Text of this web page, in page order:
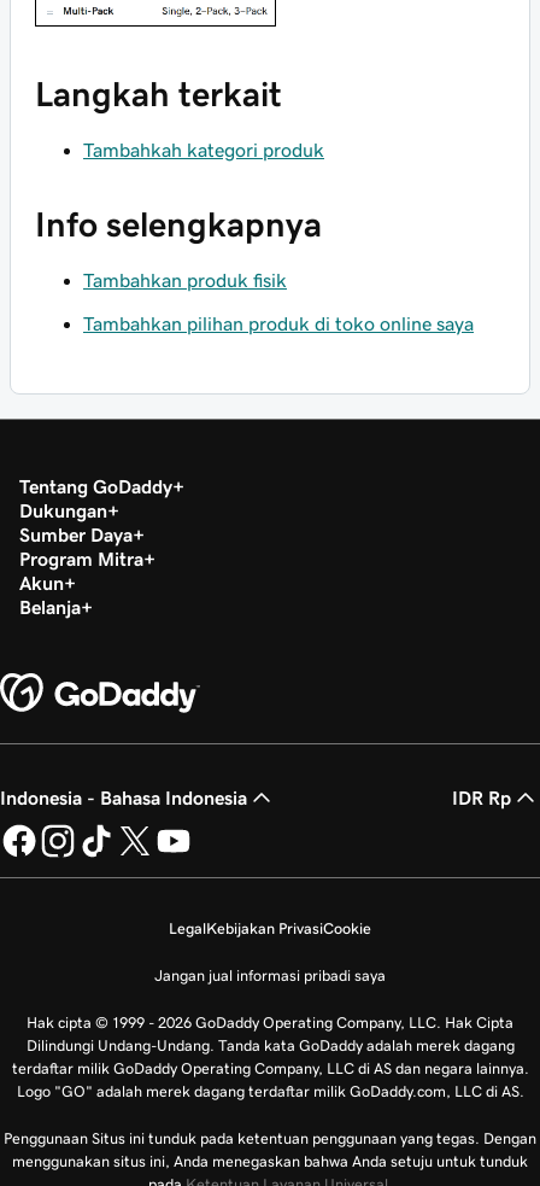
Langkah terkait
Tambahkah kategori produk
Info selengkapnya
Tambahkan produk fisik
Tambahkan pilihan produk di toko online saya
Tentang GoDaddy
Dukungan
Sumber Daya
Program Mitra
Akun
Belanja
Indonesia - Bahasa Indonesia IDR Rp
LegalKebijakan PrivasiCookie
Jangan jual informasi pribadi saya
Hak cipta © 1999 - 2026 GoDaddy Operating Company, LLC. Hak Cipta
Dilindungi Undang-Undang. Tanda kata GoDaddy adalah merek dagang
terdaftar milik GoDaddy Operating Company, LLC di AS dan negara lainnya.
Logo "GO" adalah merek dagang terdaftar milik GoDaddy.com, LLC di AS.
Penggunaan Situs ini tunduk pada ketentuan penggunaan yang tegas. Dengan
menggunakan situs ini, Anda menegaskan bahwa Anda setuju untuk tunduk